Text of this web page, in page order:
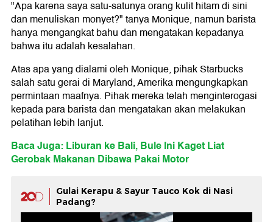
"Apa karena saya satu-satunya orang kulit hitam di sini
dan menuliskan monyet?" tanya Monique, namun barista
hanya mengangkat bahu dan mengatakan kepadanya
bahwa itu adalah kesalahan.
Atas apa yang dialami oleh Monique, pihak Starbucks
salah satu gerai di Maryland, Amerika mengungkapkan
permintaan maafnya. Pihak mereka telah menginterogasi
kepada para barista dan mengatakan akan melakukan
pelatihan lebih lanjut.
Baca Juga: Liburan ke Bali, Bule Ini Kaget Liat
Gerobak Makanan Dibawa Pakai Motor
Gulai Kerapu & Sayur Tauco Kok di Nasi
Padang?